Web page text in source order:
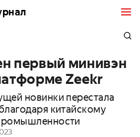
первый минивэн
Zeekr
новинки перестала
китайскому